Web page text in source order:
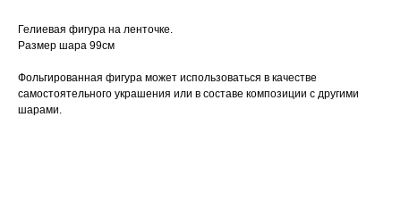
Гелиевая фигура на ленточке.
Размер шара 99см
Фольгированная фигура может использоваться в качестве
самостоятельного украшения или в составе композиции с другими
шарами.